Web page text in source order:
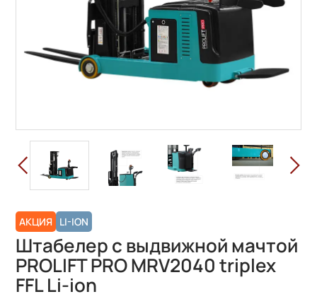
АКЦИЯ LI-ION
Штабелер с выдвижной мачтой
PROLIFT PRO MRV2040 triplex
FFL Li-ion